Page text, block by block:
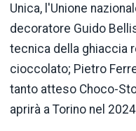
Unica, l'Unione
decoratore Guido
tecnica della ghiaccia
cioccolato; Pietro
tanto atteso Choco-
aprirà a Torino nel